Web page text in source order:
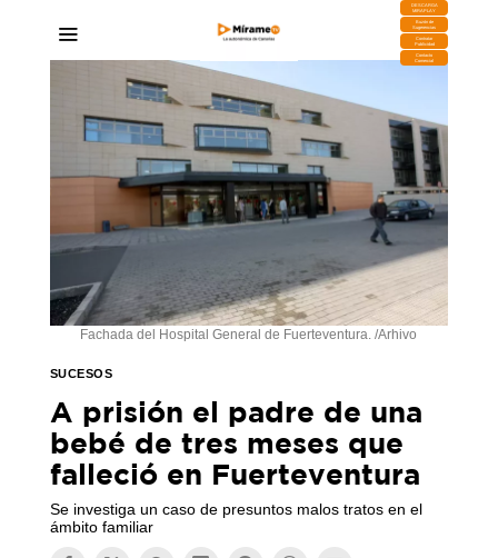
DESCARGA
MIRAPLAY
Buzón de
Sugerencias
Contratar
Publicidad
Contacto
Comercial
Fachada del Hospital General de Fuerteventura. /Arhivo
SUCESOS
A prisión el padre de una
bebé de tres meses que
falleció en Fuerteventura
Se investiga un caso de presuntos malos tratos en el
ámbito familiar